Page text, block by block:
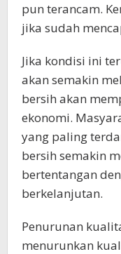
pun terancam.
jika sudah
Jika kondisi ini
akan semakin
bersih akan
ekonomi.
yang paling
bersih semakin
bertentangan
berkelanjutan.
Penurunan
menurunkan